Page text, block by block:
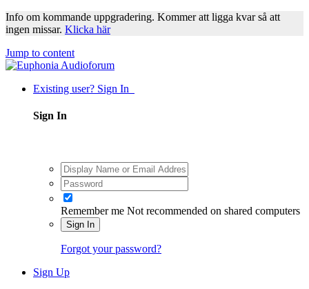
Info om kommande uppgradering. Kommer att ligga kvar så att
ingen missar. Klicka här
Jump to content
Existing user? Sign In
Sign In
Remember me Not recommended on shared computers
Sign In
Forgot your password?
Sign Up